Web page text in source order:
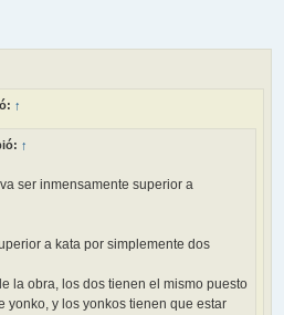
↑
↑
ser inmensamente superior a
a kata por simplemente dos
la obra, los dos tienen el mismo puesto
yonko, y los yonkos tienen que estar